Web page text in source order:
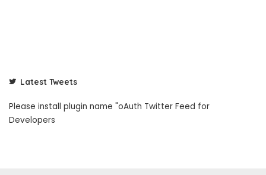
Latest Tweets
Please install plugin name "oAuth Twitter Feed for
Developers